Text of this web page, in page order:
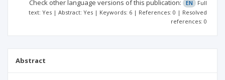
Check other language versions of this publication: EN
Full
text: Yes | Abstract: Yes | Keywords: 6 | References: 0 | Resolved
references: 0
Abstract